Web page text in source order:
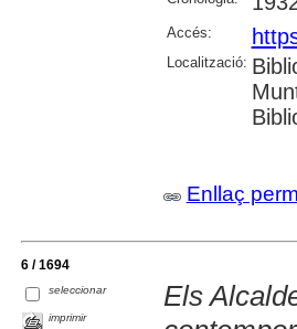
Accés:
Localització:
Enllaç
6 / 1694
seleccionar
imprimir
Els